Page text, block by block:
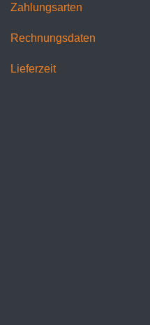
Zahlungsarten
Rechnungsdaten
Lieferzeit